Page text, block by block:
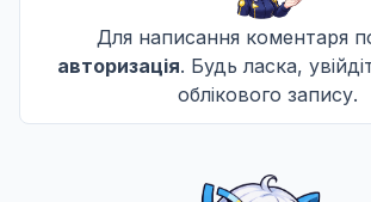
«Самураї, що був на дюйм
Дата уточнюється
«Леді Ліліт і її чоловік» і
Дата уточнюється
Для написання коментаря
авторизація. Будь ласка,
облікового запису.